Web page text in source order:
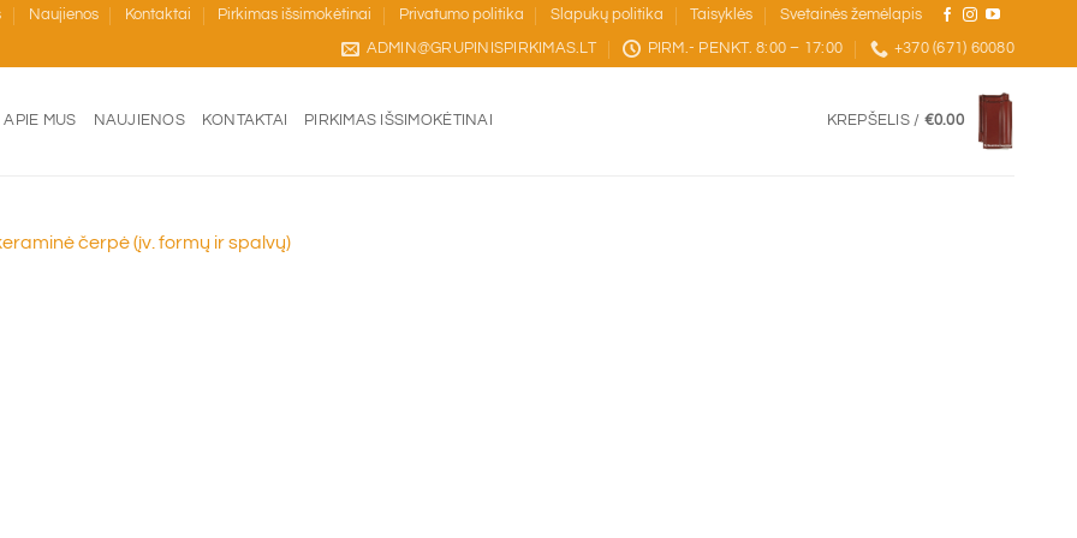
Naujienos Kontaktai Pirkimas išsimokėtinai Privatumo politika Slapukų politika Taisyklės Svetainės žemėlapis
ADMIN@GRUPINISPIRKIMAS.LT PIRM.- PENKT. 8:00 – 17:00 +370 (671) 60080
APIE MUS NAUJIENOS KONTAKTAI PIRKIMAS IŠSIMOKĖTINAI KREPŠELIS / €0.00
čerpė (įv. formų ir spalvų)